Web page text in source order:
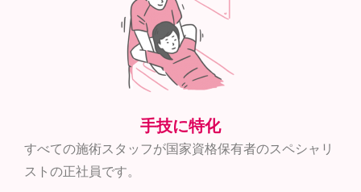
手技に特化
すべての施術スタッフが国家資格保有者のスペシャリ
ストの正社員です。